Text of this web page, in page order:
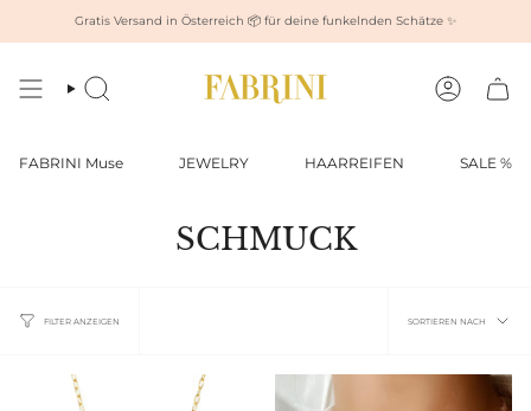
springen
Suche Konto
FABRINI Muse JEWELRY HAARREIFEN SALE %
Gratis Versand in Österreich 📦 für deine funkelnden Schätze ✨
SCHMUCK
FILTER ANZEIGEN
nach
SORTIEREN NACH